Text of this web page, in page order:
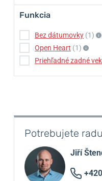
Funkcia
Bez dátumovky (1)
Open Heart (1)
Priehľadné zadné
Potrebujete
Jiří